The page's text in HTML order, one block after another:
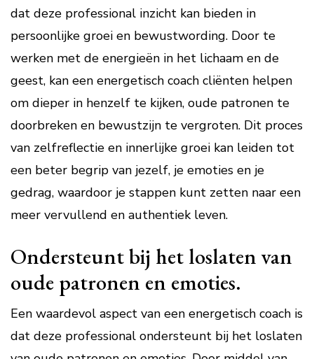
dat deze professional inzicht kan bieden in
persoonlijke groei en bewustwording. Door te
werken met de energieën in het lichaam en de
geest, kan een energetisch coach cliënten helpen
om dieper in henzelf te kijken, oude patronen te
doorbreken en bewustzijn te vergroten. Dit proces
van zelfreflectie en innerlijke groei kan leiden tot
een beter begrip van jezelf, je emoties en je
gedrag, waardoor je stappen kunt zetten naar een
meer vervullend en authentiek leven.
Ondersteunt bij het loslaten van
oude patronen en emoties.
Een waardevol aspect van een energetisch coach is
dat deze professional ondersteunt bij het loslaten